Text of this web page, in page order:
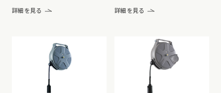
詳細を見る
詳細を見る